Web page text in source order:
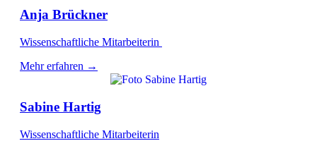
Anja Brückner
Wissenschaftliche Mitarbeiterin
Mehr erfahren →
Sabine Hartig
Wissenschaftliche Mitarbeiterin